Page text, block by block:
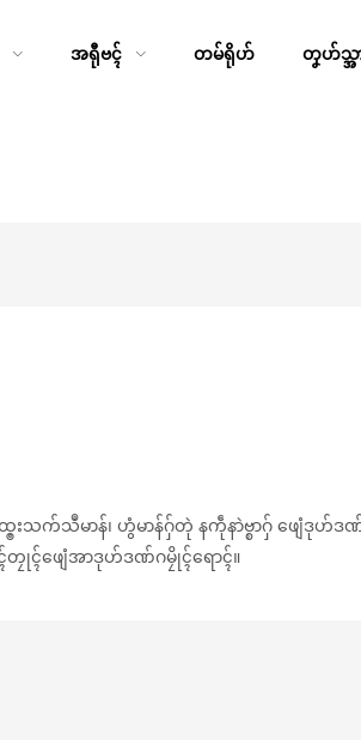
အရီုဗၚ် တမ်ရိုဟ် တၞဟ်သ္အ
သက်သဳမာန်၊ ဟွံမာန်ဂှ်တုဲ နကဵုနာဲဗ္စာဂှ် ဖျေံဒု
တၠုၚ်ဖျေံအာဒုဟ်ဒဏ်ဂမၠိုၚ်ရောၚ်။